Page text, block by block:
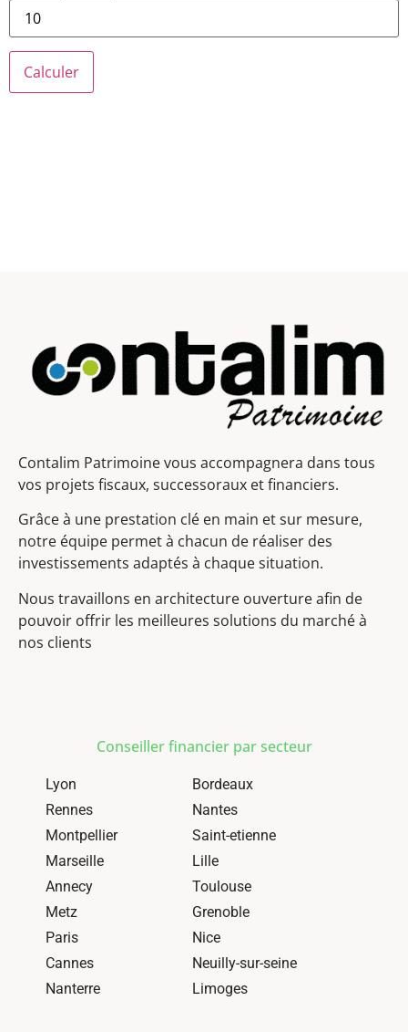
Calculer
Contalim Patrimoine vous accompagnera dans tous
vos projets fiscaux, successoraux et financiers.
Grâce à une prestation clé en main et sur mesure,
notre équipe permet à chacun de réaliser des
investissements adaptés à chaque situation.
Nous travaillons en architecture ouverture afin de
pouvoir offrir les meilleures solutions du marché à
nos clients
Conseiller financier par secteur
Lyon
Bordeaux
Rennes
Nantes
Montpellier
Saint-etienne
Marseille
Lille
Annecy
Toulouse
Metz
Grenoble
Paris
Nice
Cannes
Neuilly-sur-seine
Nanterre
Limoges